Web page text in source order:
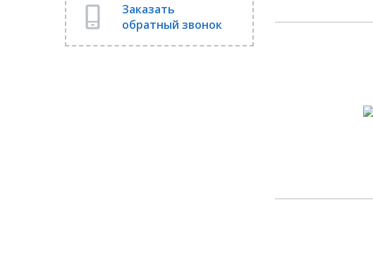
Заказать
обратный звонок